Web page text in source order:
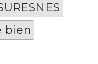
bien